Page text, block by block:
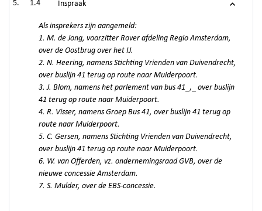
1.4 Inspraak
Als insprekers zijn aangemeld:
1. M. de Jong, voorzitter Rover afdeling Regio Amsterdam,
over de Oostbrug over het IJ.
2. N. Heering, namens Stichting Vrienden van Duivendrecht,
over buslijn 41 terug op route naar Muiderpoort.
3. J. Blom, namens het parlement van bus 41 _,_ over buslijn
41 terug op route naar Muiderpoort.
4. R. Visser, namens Groep Bus 41, over buslijn 41 terug op
route naar Muiderpoort.
5. C. Gersen, namens Stichting Vrienden van Duivendrecht,
over buslijn 41 terug op route naar Muiderpoort.
6. W. van Offerden, vz. ondernemingsraad GVB, over de
nieuwe concessie Amsterdam.
7. S. Mulder, over de EBS-concessie.